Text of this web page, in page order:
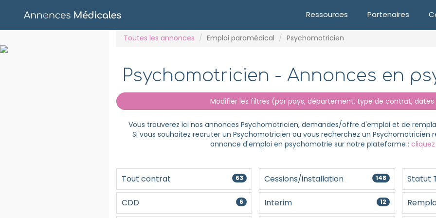
Ressources Partenaires
Toutes les annonces Emploi paramédical Psychomotricien
Psychomotricien - Annonces en
Modifier les filtres (par pays, département, type de contrat, dates
Vous trouverez ici nos annonces Psychomotricien, demandes/offre d'emploi et de
Si vous souhaitez recruter un Psychomotricien ou vous recherchez un Psychomotricien
annonce d'emploi en psychomotrie sur notre plateforme :
Tout contrat 63
CDD 6
Cessions/installation 148
Interim 12
Statut